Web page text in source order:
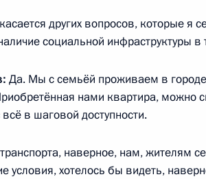
фракций
года, 22:10 Москва, Кремль
съезд
других вопросов, которые я
социальной инфраструктуры
Да. Мы с семьёй проживаем в
нами квартира, можно
в шаговой доступности.
наверное, нам, жителям
условия, хотелось бы видеть,